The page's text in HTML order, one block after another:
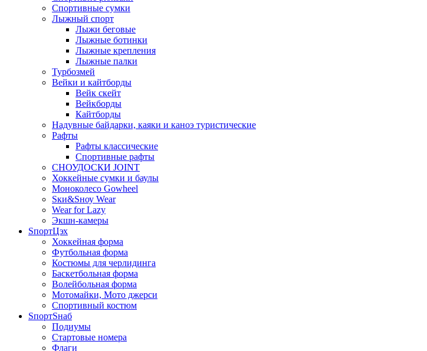
Спортивные сумки
Лыжный спорт
Лыжи беговые
Лыжные ботинки
Лыжные крепления
Лыжные палки
Турбозмей
Вейки и кайтборды
Вейк скейт
Вейкборды
Кайтборды
Надувные байдарки, каяки и каноэ туристические
Рафты
Рафты классические
Спортивные рафты
СНОУДОСКИ JOINT
Хоккейные сумки и баулы
Моноколесо Gowheel
Sки&Sноу Wear
Wear for Lazy
Экшн-камеры
SпортЦэх
Хоккейная форма
Футбольная форма
Костюмы для черлидинга
Баскетбольная форма
Волейбольная форма
Мотомайки, Мото джерси
Спортивный костюм
SпортSнаб
Подиумы
Стартовые номера
Флаги